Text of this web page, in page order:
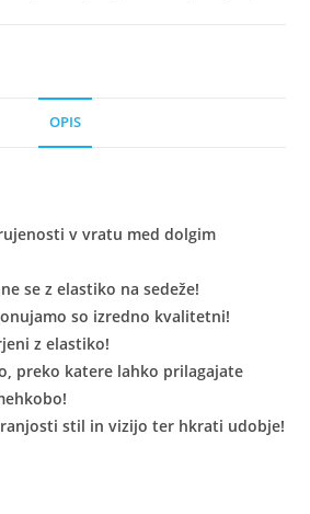
OPIS
v vratu med dolgim
se z elastiko na sedeže!
so izredno kvalitetni!
z elastiko!
preko katere lahko prilagajate
stil in vizijo ter hkrati udobje!